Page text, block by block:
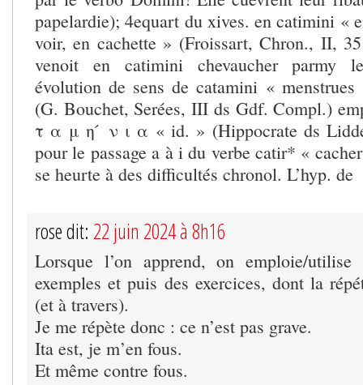
papelardie); 4equart du xives. en catimini «
voir, en cachette » (Froissart, Chron., II,
venoit en catimini chevaucher parmy
évolution de sens de catamini «
(G. Bouchet, Serées, III ds Gdf. Compl.)
τ α μ η ́ ν ι α « id. » (Hippocrate ds
pour le passage a à i du verbe catir* «
se heurte à des difficultés chronol. L’hyp. de
rose dit: 22 juin 2024 à 8h16
Lorsque l’on apprend, on emploie/
exemples et puis des exercices, dont la
(et à travers).
Je me répète donc : ce n’est pas grave.
Ita est, je m’en fous.
Et même contre fous.